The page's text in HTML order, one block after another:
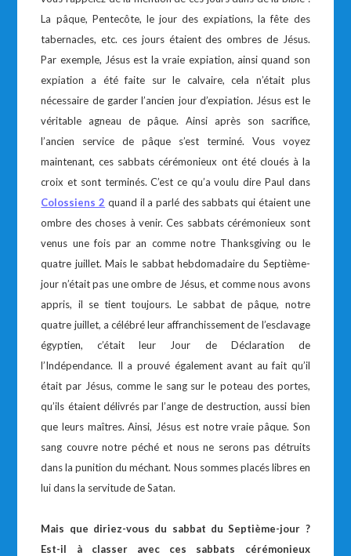
La pâque, Pentecôte, le jour des expiations, la fête des
tabernacles, etc. ces jours étaient des ombres de Jésus.
Par exemple, Jésus est la vraie expiation, ainsi quand son
expiation a été faite sur le calvaire, cela n’était plus
nécessaire de garder l’ancien jour d’expiation. Jésus est le
véritable agneau de pâque. Ainsi après son sacrifice,
l’ancien service de pâque s’est terminé. Vous voyez
maintenant, ces sabbats cérémonieux ont été cloués à la
croix et sont terminés. C’est ce qu’a voulu dire Paul dans
Colossiens 2 quand il a parlé des sabbats qui étaient une
ombre des choses à venir. Ces sabbats cérémonieux sont
venus une fois par an comme notre Thanksgiving ou le
quatre juillet. Mais le sabbat hebdomadaire du Septième-
jour n’était pas une ombre de Jésus, et comme nous avons
appris, il se tient toujours. Le sabbat de pâque, notre
quatre juillet, a célébré leur affranchissement de l’esclavage
égyptien, c’était leur Jour de Déclaration de
l’Indépendance. Il a prouvé également avant au fait qu’il
était par Jésus, comme le sang sur le poteau des portes,
qu’ils étaient délivrés par l’ange de destruction, aussi bien
que leurs maîtres. Ainsi, Jésus est notre vraie pâque. Son
sang couvre notre péché et nous ne serons pas détruits
dans la punition du méchant. Nous sommes placés libres en
lui dans la servitude de Satan.
Mais que diriez-vous du sabbat du Septième-jour ?
Est-il à classer avec ces sabbats cérémonieux